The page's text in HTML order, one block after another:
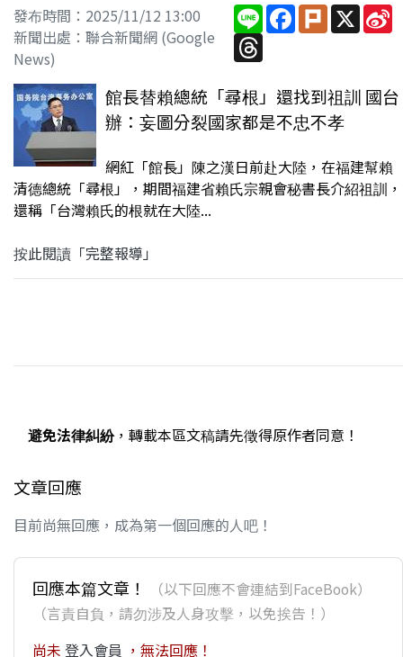
發布時間：2025/11/12 13:00
新聞出處：聯合新聞網 (Google
News)
LineFacebook
PlurkX
Threads
館長替賴總統「尋根」還找到祖訓 國台
辦：妄圖分裂國家都是不忠不孝
網紅「館長」陳之漢日前赴大陸，在福建幫賴
清德總統「尋根」，期間福建省賴氏宗親會秘書長介紹祖訓，
還稱「台灣賴氏的根就在大陸...
按此閱讀「完整報導」
避免法律糾紛，轉載本區文稿請先徵得原作者同意！
文章回應
目前尚無回應，成為第一個回應的人吧！
回應本篇文章！
（以下回應不會連結到FaceBook）
（言責自負，請勿涉及人身攻擊，以免挨告！）
尚未 登入會員 ，無法回應！